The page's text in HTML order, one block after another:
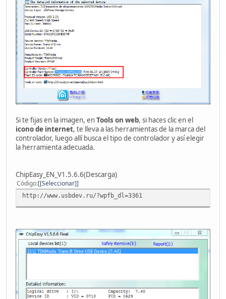
Si te fijas en la imagen, enTools on web, si haces clic en el
icono de internet, te lleva a las herramientas de la marca del
controlador, luego allí busca el tipo de controlador y así elegir
la herramienta adecuada.
ChipEasy_EN_V1.5.6.6(Descarga)
Código [Seleccionar]
http://www.usbdev.ru/?wpfb_dl=3361